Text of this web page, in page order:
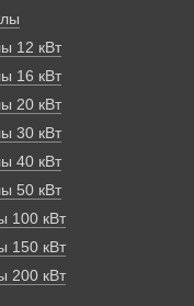
12 кВт
16 кВт
20 кВт
30 кВт
40 кВт
50 кВт
100 кВт
150 кВт
200 кВт